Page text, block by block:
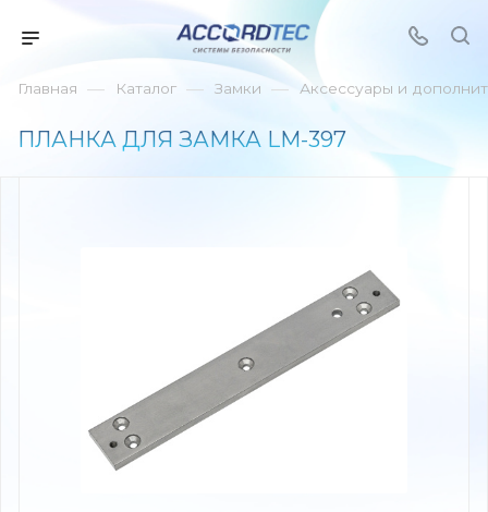
Главная — Каталог — Замки — Аксессуары и
ПЛАНКА ДЛЯ ЗАМКА LM-397